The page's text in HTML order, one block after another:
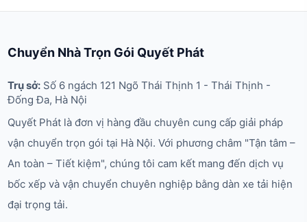
Chuyển Nhà Trọn Gói Quyết Phát
Trụ sở: Số 6 ngách 121 Ngõ Thái Thịnh 1 - Thái Thịnh -
Đống Đa, Hà Nội
Quyết Phát là đơn vị hàng đầu chuyên cung cấp giải pháp
vận chuyển trọn gói tại Hà Nội. Với phương châm "Tận tâm –
An toàn – Tiết kiệm", chúng tôi cam kết mang đến dịch vụ
bốc xếp và vận chuyển chuyên nghiệp bằng dàn xe tải hiện
đại trọng tải.